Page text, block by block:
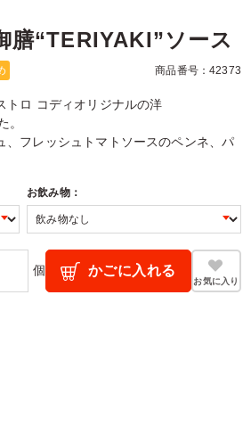
膳“TERIYAKI”ソース
商品番号：42373
トロ コディオリジナルの洋
。
フレッシュトマトソースのペンネ、パ
お飲み物：
個 かごに入れる
お気に入り